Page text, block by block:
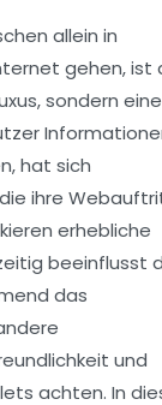
allein in
gehen, ist
sondern eine
hat sich
ihre
erhebliche
beeinflusst
das
und
achten. In